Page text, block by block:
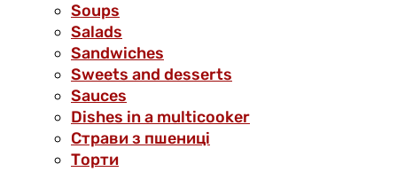
Soups
Salads
Sandwiches
Sweets and desserts
Sauces
Dishes in a multicooker
Страви з пшениці
Торти